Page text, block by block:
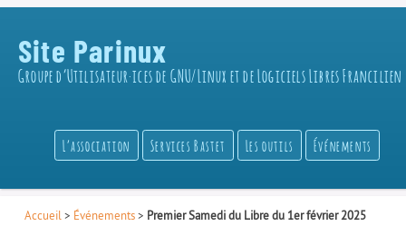
Site Parinux
Groupe d’Utilisateur·ices de GNU/Linux et de Logiciels Libres Francilien
L’association Services Bastet Les outils Événements
Accueil > Événements> Premier Samedi du Libre du 1er février 2025